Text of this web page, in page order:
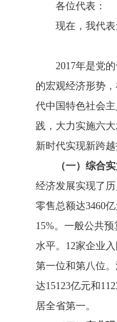
各位代表：
现在，我代表无
2017年是党的
的宏观经济形势
代中国特色社会
践，大力实施六
新时代实现新跨越
（一）综合
经济发展实现了
零售总额达3460
15%。一般公共
水平。12家企业
第一位和第八位
达15123亿元和
居全省第一。